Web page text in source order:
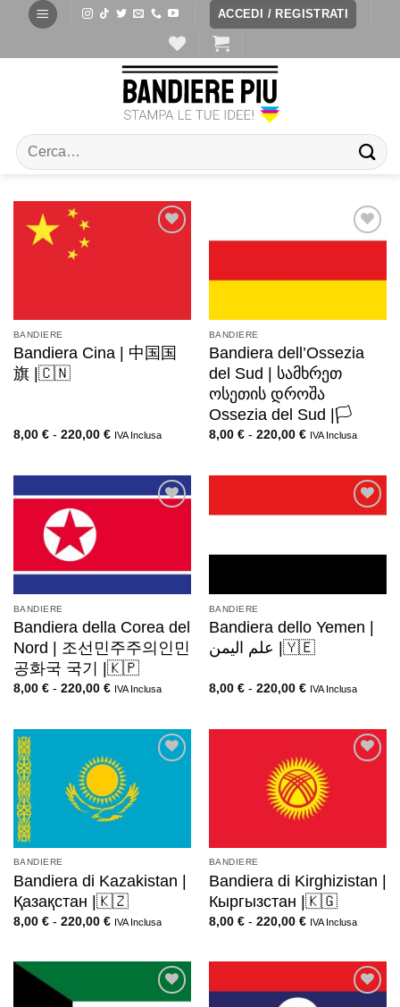
ACCEDI / REGISTRATI
BANDIERE
Bandiera Cina | 中国国
旗 |🇨🇳
8,00 € - 220,00 € IVA Inclusa
BANDIERE
Bandiera dell’Ossezia
del Sud | სამხრეთ
ოსეთის დროშა
Ossezia del Sud |🏳️
8,00 € - 220,00 € IVA Inclusa
BANDIERE
Bandiera della Corea del
Nord | 조선민주주의인민
공화국 국기 |🇰🇵
8,00 € - 220,00 € IVA Inclusa
BANDIERE
Bandiera dello Yemen |
علم اليمن |🇾🇪
8,00 € - 220,00 € IVA Inclusa
BANDIERE
Bandiera di Kazakistan |
Қазақстан |🇰🇿
8,00 € - 220,00 € IVA Inclusa
BANDIERE
Bandiera di Kirghizistan |
Кыргызстан |🇰🇬
8,00 € - 220,00 € IVA Inclusa